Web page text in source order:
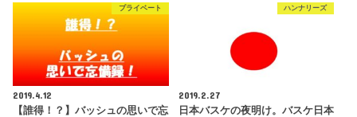
プライベート
2019.4.12
【誰得！？】バッシュの思いで忘
ハンナリーズ
2019.2.27
日本バスケの夜明け。バスケ日本